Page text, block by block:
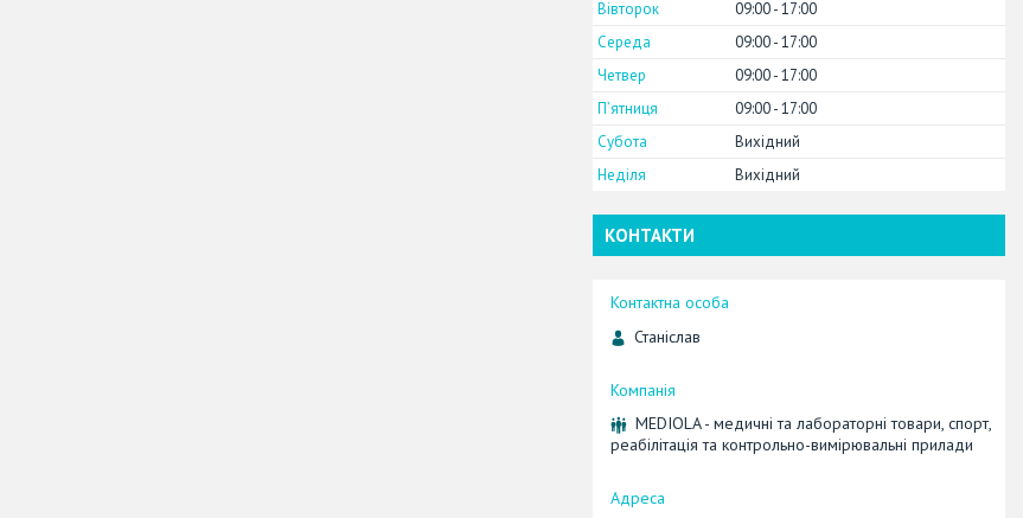
Вівторок
09:00 17:00
Середа
09:00 17:00
Четвер
09:00 17:00
Пʼятниця
09:00 17:00
Субота
Вихідний
Неділя
Вихідний
КОНТАКТИ
Станіслав
MEDIOLA - медичні та лабораторні товари, спорт,
реабілітація та контрольно-вимірювальні прилади